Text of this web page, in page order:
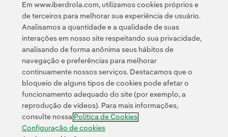
para o esporte federado e o alto desempenho também
é possível para elas.
Contato Clientes Política de Privacidade Informação legal
Política de cookies Configuração de cookies
Canal de denúncias
Em www.iberdrola.com, utilizamos cookies próprios e
de terceiros para melhorar sua experiência de usuário.
Analisamos a quantidade e a qualidade de suas
interações em nosso site respeitando sua privacidade,
analisando de forma anônima seus hábitos de
navegação e preferências para melhorar
continuamente nossos serviços. Destacamos que o
bloqueio de alguns tipos de cookies pode afetar o
funcionamento adequado do site (por exemplo, a
reprodução de vídeos). Para mais informações,
consulte nossa Política de Cookies
Configuração de cookies